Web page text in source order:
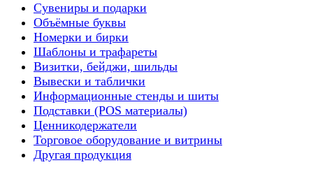
Сувениры и подарки
Объёмные буквы
Номерки и бирки
Шаблоны и трафареты
Визитки, бейджи, шильды
Вывески и таблички
Информационные стенды и шиты
Подставки (POS материалы)
Ценникодержатели
Торговое оборудование и витрины
Другая продукция